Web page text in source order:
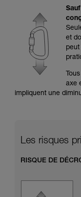
pouvoir
Maîtriser
formation
avec un
la
de la
Nous
liées à
que nous
et
axe
impliquent une
Les risques
RISQUE DE